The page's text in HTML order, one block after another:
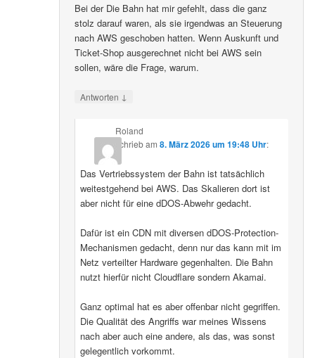
Bei der Die Bahn hat mir gefehlt, dass die ganz
stolz darauf waren, als sie irgendwas an Steuerung
nach AWS geschoben hatten. Wenn Auskunft und
Ticket-Shop ausgerechnet nicht bei AWS sein
sollen, wäre die Frage, warum.
Antworten ↓
Roland
schriebam 8. März 2026 um 19:48 Uhr:
Das Vertriebssystem der Bahn ist tatsächlich
weitestgehend bei AWS. Das Skalieren dort ist
aber nicht für eine dDOS-Abwehr gedacht.
Dafür ist ein CDN mit diversen dDOS-Protection-
Mechanismen gedacht, denn nur das kann mit im
Netz verteilter Hardware gegenhalten. Die Bahn
nutzt hierfür nicht Cloudflare sondern Akamai.
Ganz optimal hat es aber offenbar nicht gegriffen.
Die Qualität des Angriffs war meines Wissens
nach aber auch eine andere, als das, was sonst
gelegentlich vorkommt.